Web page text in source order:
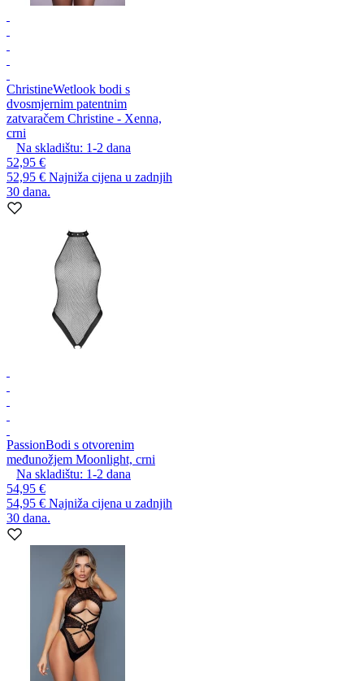
ChristineWetlook bodi s
dvosmjernim patentnim
zatvaračem Christine - Xenna,
crni
Na skladištu: 1-2 dana
52,95 €
52,95 € Najniža cijena u zadnjih
30 dana.
PassionBodi s otvorenim
međunožjem Moonlight, crni
Na skladištu: 1-2 dana
54,95 €
54,95 € Najniža cijena u zadnjih
30 dana.